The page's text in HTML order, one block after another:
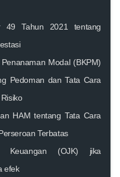
49 Tahun 2021 tentang
Modal (BKPM)
Pedoman dan Tata Cara
HAM tentang Tata Cara
Terbatas
Keuangan (OJK) jika
efek